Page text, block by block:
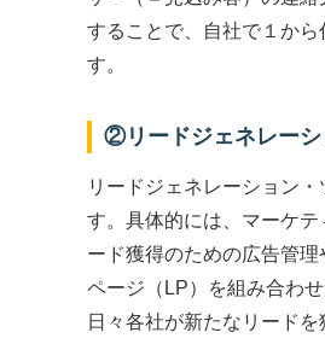
することで、自社で１か
す。
②リードジェネレーシ
リードジェネレーション
す。具体的には、マーケ
ード獲得のための広告管
ページ（LP）を組み合わ
日々各社が新たなリード